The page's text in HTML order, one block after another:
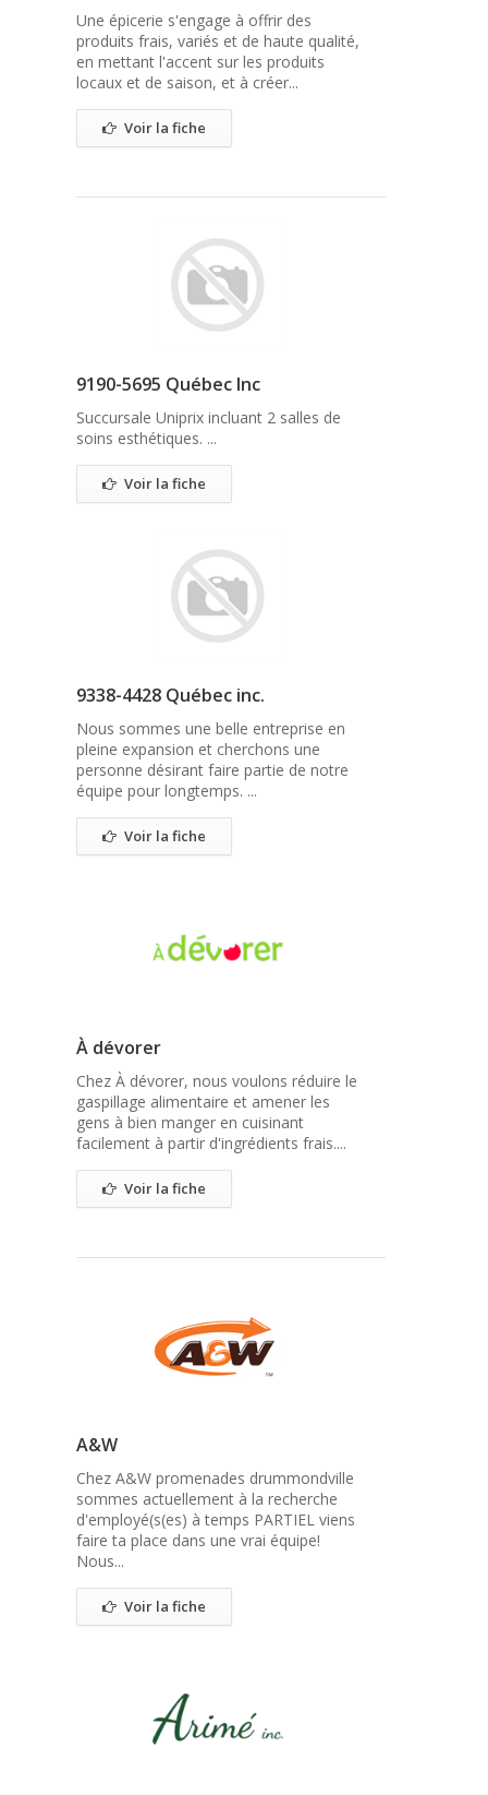
Une épicerie s'engage à offrir des
produits frais, variés et de haute qualité,
en mettant l'accent sur les produits
locaux et de saison, et à créer...
Voir la fiche
9190-5695 Québec Inc
Succursale Uniprix incluant 2 salles de
soins esthétiques. ...
Voir la fiche
9338-4428 Québec inc.
Nous sommes une belle entreprise en
pleine expansion et cherchons une
personne désirant faire partie de notre
équipe pour longtemps. ...
Voir la fiche
À dévorer
Chez À dévorer, nous voulons réduire le
gaspillage alimentaire et amener les
gens à bien manger en cuisinant
facilement à partir d'ingrédients frais....
Voir la fiche
A&W
Chez A&W promenades drummondville
sommes actuellement à la recherche
d'employé(s(es) à temps PARTIEL viens
faire ta place dans une vrai équipe!
Nous...
Voir la fiche